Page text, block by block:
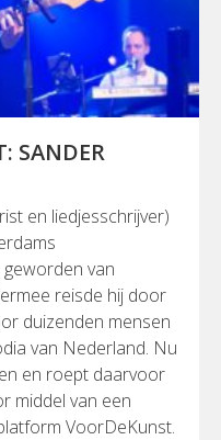
SANDER
en liedjesschrijver)
van
reisde hij door
duizenden mensen
van Nederland. Nu
en roept daarvoor
middel van een
VoorDeKunst.